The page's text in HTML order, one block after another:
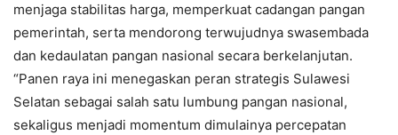
menjaga stabilitas harga, memperkuat cadangan pangan
pemerintah, serta mendorong terwujudnya swasembada
dan kedaulatan pangan nasional secara berkelanjutan.
“Panen raya ini menegaskan peran strategis Sulawesi
Selatan sebagai salah satu lumbung pangan nasional,
sekaligus menjadi momentum dimulainya percepatan